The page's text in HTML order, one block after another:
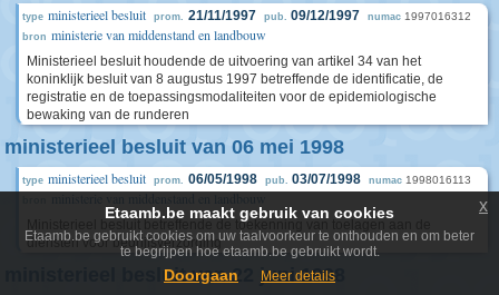
type ministerieel besluit prom. 21/11/1997 pub. 09/12/1997 numac 1997016312
bron ministerie van middenstand en landbouw
Ministerieel besluit houdende de uitvoering van artikel 34 van het
koninklijk besluit van 8 augustus 1997 betreffende de identificatie, de
registratie en de toepassingsmodaliteiten voor de epidemiologische
bewaking van de runderen
ministerieel besluit van 06 mei 1998
type ministerieel besluit prom. 06/05/1998 pub. 03/07/1998 numac 1998016113
Ministerieel besluit betreffende de toekenning van toelagen aan de
diensten voor bedrijfsverzorging
ministerieel besluit van 22 juni 1998
Etaamb.be maakt gebruik van cookies
Etaamb.be gebruikt cookies om uw taalvoorkeur te onthouden en om beter
te begrijpen hoe etaamb.be gebruikt wordt.
Doorgaan Meer details
x